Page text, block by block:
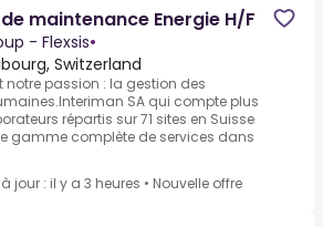
maintenance Energie H/F
- Flexsis•
Switzerland
notre passion : la gestion des
SA qui compte plus
répartis sur 71 sites en Suisse
gamme complète de services dans
jour : il y a 3 heures • Nouvelle offre